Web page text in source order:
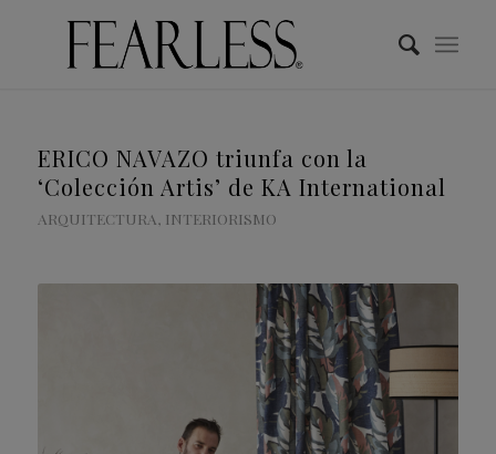
ERICO NAVAZO triunfa con la
‘Colección Artis’ de KA International
ARQUITECTURA, INTERIORISMO